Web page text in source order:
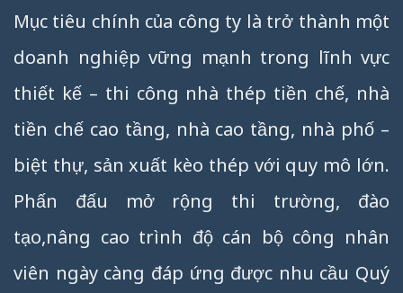
Mục tiêu chính của công ty là trở thành một
doanh nghiệp vững mạnh trong lĩnh vực
thiết kế – thi công nhà thép tiền chế, nhà
tiền chế cao tầng, nhà cao tầng, nhà phố –
biệt thự, sản xuất kèo thép với quy mô lớn.
Phấn đấu mở rộng thi trường, đào
tạo,nâng cao trình độ cán bộ công nhân
viên ngày càng đáp ứng được nhu cầu Quý